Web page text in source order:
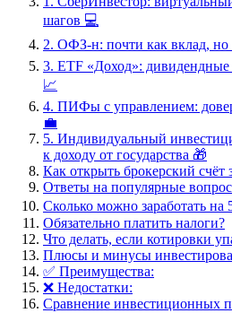
шагов 💻
2. ОФЗ-н: почти как вклад,
3. ETF «Доход»:
📈
4. ПИФы с управлением:
💼
5. Индивидуальный
к доходу от государства 🎁
Как открыть брокерский счёт
Ответы на популярные
Сколько можно заработать на
Обязательно платить налоги?
Что делать, если котировки
Плюсы и минусы
✅ Преимущества:
❌ Недостатки:
Сравнение инвестиционных